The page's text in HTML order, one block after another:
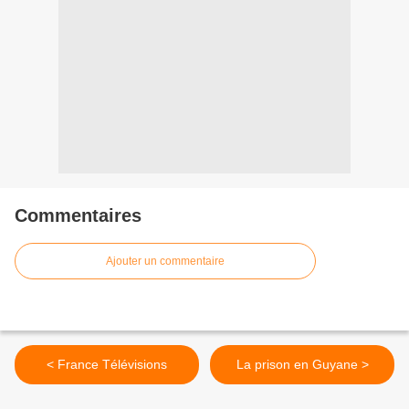
Commentaires
Ajouter un commentaire
< France Télévisions La prison en Guyane >